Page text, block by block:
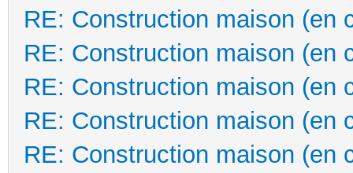
RE: Construction maison (en
RE: Construction maison (en
RE: Construction maison (en
RE: Construction maison (en
RE: Construction maison (en